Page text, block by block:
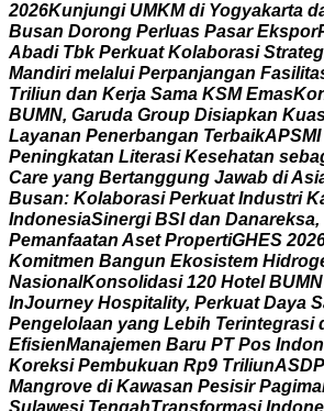
2026Kunjungi UMKM di Yogyakarta d
Busan Dorong Perluas Pasar Ekspor
Abadi Tbk Perkuat Kolaborasi Strateg
Mandiri melalui Perpanjangan Fasilita
Triliun dan Kerja Sama KSM EmasKo
BUMN, Garuda Group Disiapkan Kua
Layanan Penerbangan TerbaikAPSMI
Peningkatan Literasi Kesehatan seba
Care yang Bertanggung Jawab diAsi
Busan: Kolaborasi Perkuat Industri K
IndonesiaSinergi BSI dan Danareksa,
Pemanfaatan Aset PropertiGHES 202
Komitmen Bangun Ekosistem Hidrog
NasionalKonsolidasi 120 Hotel BUMN
InJourney Hospitality, Perkuat Daya S
Pengelolaan yang Lebih Terintegrasi
EfisienManajemen Baru PT Pos Indon
Koreksi Pembukuan Rp9 TriliunASDP
Mangrove di Kawasan Pesisir Pagima
Sulawesi TengahTransformasi Indone